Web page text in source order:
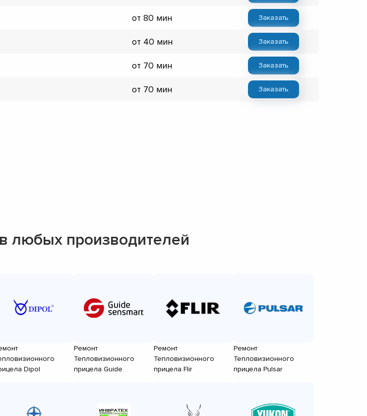
от 80 мин Заказать
от 40 мин Заказать
от 70 мин Заказать
от 70 мин Заказать
любых производителей
Dipol
Ремонт
Тепловизионного
прицела Guide
Ремонт
Тепловизионного
прицела Flir
Ремонт
Тепловизионного
прицела Pulsar